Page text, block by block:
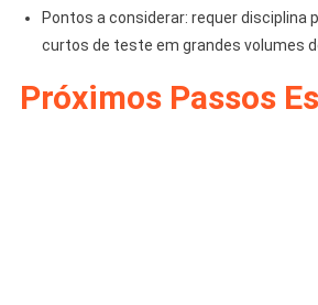
Pontos a considerar: requer disciplina
curtos de teste em grandes volumes
Próximos Passos